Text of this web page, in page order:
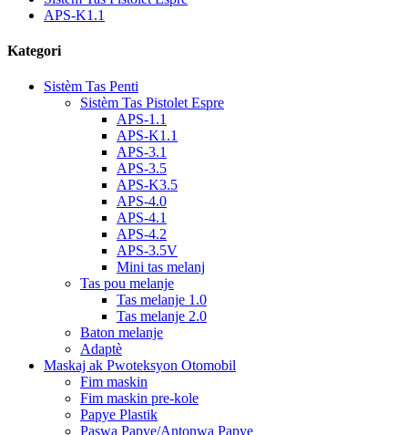
APS-K1.1
Kategori
Sistèm Tas Penti
Sistèm Tas Pistolet Espre
APS-1.1
APS-K1.1
APS-3.1
APS-3.5
APS-K3.5
APS-4.0
APS-4.1
APS-4.2
APS-3.5V
Mini tas melanj
Tas pou melanje
Tas melanje 1.0
Tas melanje 2.0
Baton melanje
Adaptè
Maskaj ak Pwoteksyon Otomobil
Fim maskin
Fim maskin pre-kole
Papye Plastik
Paswa Papye/Antonwa Papye